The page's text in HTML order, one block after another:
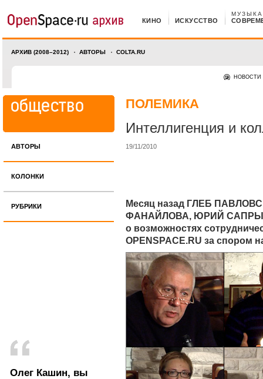
КИНО ИСКУССТВО
МУЗЫКА
АРХИВ (2008–2012) АВТОРЫ COLTA.RU
НОВОСТИ
АВТОРЫ
КОЛОНКИ
РУБРИКИ
Олег Кашин, вы
ПОЛЕМИКА
Интеллигенция и
19/11/2010
Месяц назад ГЛЕБ
ФАНАЙЛОВА, ЮРИЙ
о возможностях
OPENSPACE.RU за